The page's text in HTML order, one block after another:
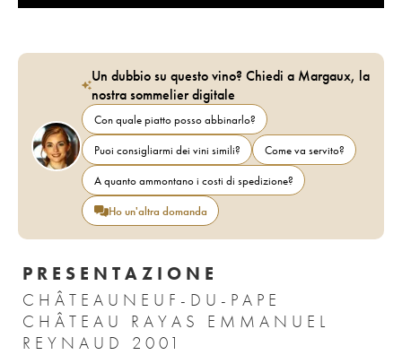
Un dubbio su questo vino? Chiedi a Margaux, la
nostra sommelier digitale
Con quale piatto posso abbinarlo?
Puoi consigliarmi dei vini simili?
Come va servito?
A quanto ammontano i costi di spedizione?
Ho un'altra domanda
PRESENTAZIONE
CHÂTEAUNEUF-DU-PAPE
CHÂTEAU RAYAS EMMANUEL
REYNAUD 2001